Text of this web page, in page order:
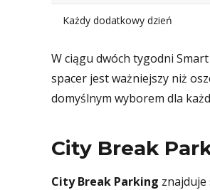
Każdy dodatkowy dzień
W ciągu dwóch tygodni
spacer jest ważniejszy niż
domyślnym wyborem dla
City Break
City Break Parking